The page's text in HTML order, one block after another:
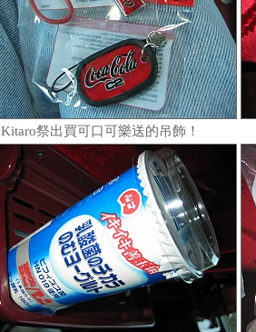
Kitaro祭出買可口可樂送的吊飾！